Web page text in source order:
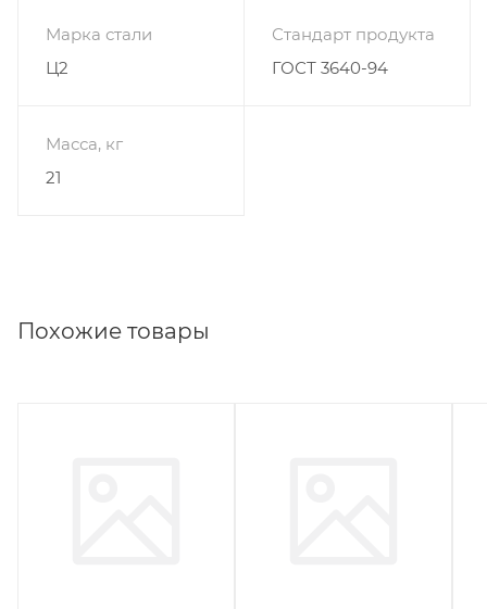
Марка стали
Ц2
Стандарт продукта
ГОСТ 3640-94
Масса, кг
21
Похожие товары